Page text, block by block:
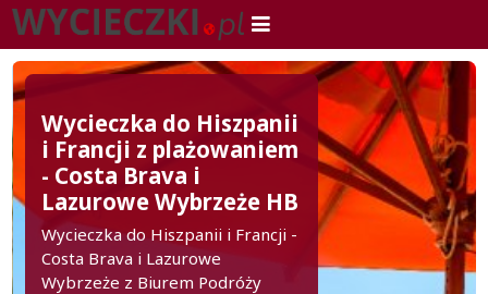
Wycieczka do Hiszpanii
i Francji z plażowaniem
- Costa Brava i
Lazurowe Wybrzeże HB
Wycieczka do Hiszpanii i Francji -
Costa Brava i Lazurowe
Wybrzeże z Biurem Podróży